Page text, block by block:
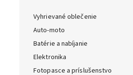
Vyhrievané oblečenie
Auto-moto
Batérie a nabíjanie
Elektronika
Fotopasce a príslušenstvo